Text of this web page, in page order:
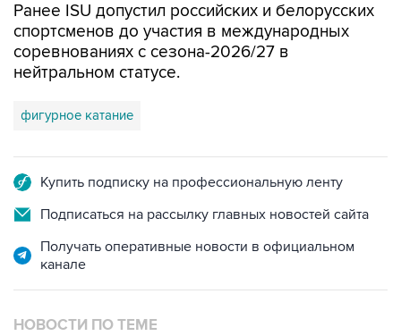
Ранее ISU допустил российских и белорусских
спортсменов до участия в международных
соревнованиях с сезона-2026/27 в
нейтральном статусе.
фигурное катание
Купить подписку на профессиональную ленту
Подписаться на рассылку главных новостей сайта
Получать оперативные новости в официальном
канале
НОВОСТИ ПО ТЕМЕ